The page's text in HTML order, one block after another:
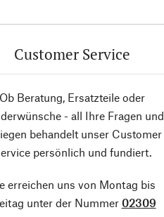
Customer Service
Ob Beratung, Ersatzteile oder
- all Ihre Fragen und
behandelt unser Customer
persönlich und fundiert.
erreichen uns von Montag bis
unter der Nummer 02309